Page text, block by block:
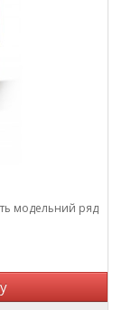
модельний ряд